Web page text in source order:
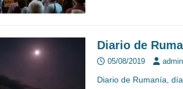
Diario de
05/08/2019 admin
Diario de Rumanía,